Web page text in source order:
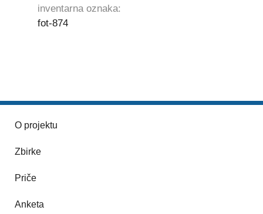
inventarna oznaka:
fot-874
O projektu
Zbirke
Priče
Anketa